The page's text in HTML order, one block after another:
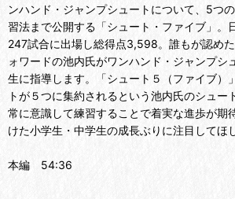
ンハンド・ジャンプシュートについて、5つ
習法まで公開する「シュート・ファイブ」。
247試合に出場し総得点3,598。誰もが認め
ォワードの池内氏がワンハンド・ジャンプシ
生に指導します。「シュート５（ファイブ）
トが５つに集約されるという池内氏のシュー
常に意識して練習することで着実な進歩が期
けた小学生・中学生の成長ぶりに注目してほ
本編 54:36